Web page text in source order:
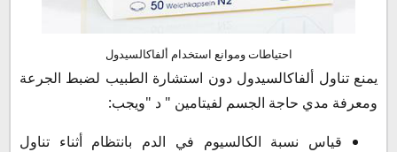
احتياطات وموانع استخدام ألفاكالسيدول
يمنع تناول ألفاكالسيدول دون استشارة الطبيب لضبط الجرعة
ومعرفة مدي حاجة الجسم لفيتامين " د "ويجب:
قياس نسبة الكالسيوم في الدم بانتظام أثناء تناول